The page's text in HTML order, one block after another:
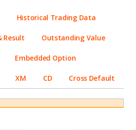
Historical Trading Data
Result Outstanding Value
Embedded Option
XM CD Cross Default